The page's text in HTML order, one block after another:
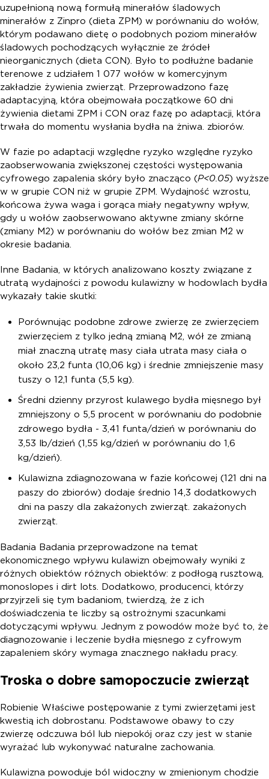
uzupełnioną nową formułą minerałów śladowych
minerałów z Zinpro (dieta ZPM) w porównaniu do wołów,
którym podawano dietę o podobnych poziom minerałów
śladowych pochodzących wyłącznie ze źródeł
nieorganicznych (dieta CON). Było to podłużne badanie
terenowe z udziałem 1 077 wołów w komercyjnym
zakładzie żywienia zwierząt. Przeprowadzono fazę
adaptacyjną, która obejmowała początkowe 60 dni
żywienia dietami ZPM i CON oraz fazę po adaptacji, która
trwała do momentu wysłania bydła na żniwa. zbiorów.
W fazie po adaptacji względne ryzyko względne ryzyko
zaobserwowania zwiększonej częstości występowania
cyfrowego zapalenia skóry było znacząco (P<0.05) wyższe
w w grupie CON niż w grupie ZPM. Wydajność wzrostu,
końcowa żywa waga i gorąca miały negatywny wpływ,
gdy u wołów zaobserwowano aktywne zmiany skórne
(zmiany M2) w porównaniu do wołów bez zmian M2 w
okresie badania.
Inne Badania, w których analizowano koszty związane z
utratą wydajności z powodu kulawizny w hodowlach bydła
wykazały takie skutki:
Porównując podobne zdrowe zwierzę ze zwierzęciem
zwierzęciem z tylko jedną zmianą M2, wół ze zmianą
miał znaczną utratę masy ciała utrata masy ciała o
około 23,2 funta (10,06 kg) i średnie zmniejszenie masy
tuszy o 12,1 funta (5,5 kg).
Średni dzienny przyrost kulawego bydła mięsnego był
zmniejszony o 5,5 procent w porównaniu do podobnie
zdrowego bydła - 3,41 funta/dzień w porównaniu do
3,53 lb/dzień (1,55 kg/dzień w porównaniu do 1,6
kg/dzień).
Kulawizna zdiagnozowana w fazie końcowej (121 dni na
paszy do zbiorów) dodaje średnio 14,3 dodatkowych
dni na paszy dla zakażonych zwierząt. zakażonych
zwierząt.
Badania Badania przeprowadzone na temat
ekonomicznego wpływu kulawizn obejmowały wyniki z
różnych obiektów różnych obiektów: z podłogą rusztową,
monoslopes i dirt lots. Dodatkowo, producenci, którzy
przyjrzeli się tym badaniom, twierdzą, że z ich
doświadczenia te liczby są ostrożnymi szacunkami
dotyczącymi wpływu. Jednym z powodów może być to, że
diagnozowanie i leczenie bydła mięsnego z cyfrowym
zapaleniem skóry wymaga znacznego nakładu pracy.
Troska o dobre samopoczucie zwierząt
Robienie Właściwe postępowanie z tymi zwierzętami jest
kwestią ich dobrostanu. Podstawowe obawy to czy
zwierzę odczuwa ból lub niepokój oraz czy jest w stanie
wyrażać lub wykonywać naturalne zachowania.
Kulawizna powoduje ból widoczny w zmienionym chodzie